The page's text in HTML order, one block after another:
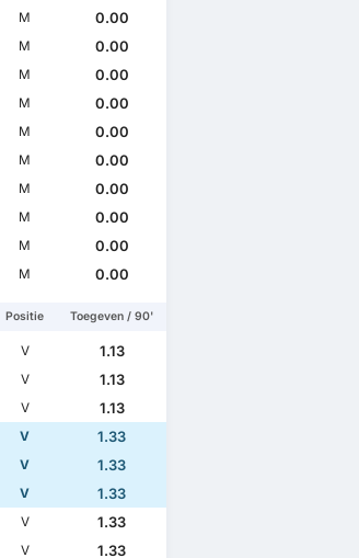
M
0.00
M
0.00
M
0.00
M
0.00
M
0.00
M
0.00
M
0.00
M
0.00
M
0.00
M 0.00
Positie Toegeven / 90'
V
1.13
V
1.13
V
1.13
V
1.33
V
1.33
V
1.33
V
1.33
V 1.33